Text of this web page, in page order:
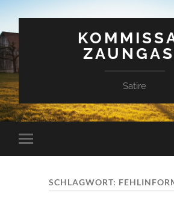
Satire
Mobile-
Menü
SCHLAGWORT: